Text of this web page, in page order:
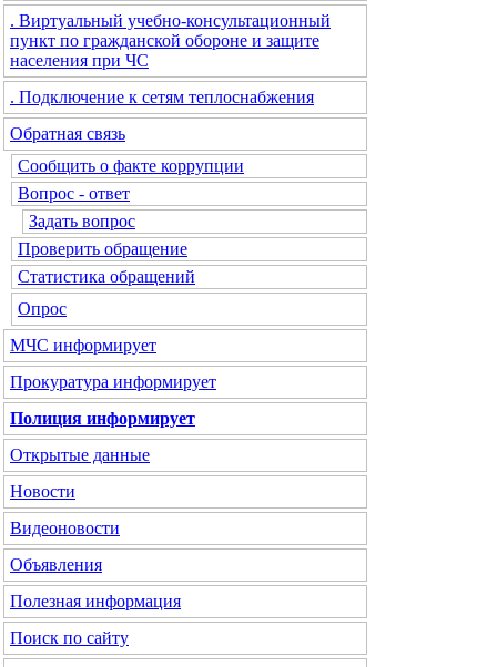
. Виртуальный учебно-консультационный
пункт по гражданской обороне и защите
населения при ЧС
. Подключение к сетям теплоснабжения
Обратная связь
Сообщить о факте коррупции
Вопрос - ответ
Задать вопрос
Проверить обращение
Статистика обращений
Опрос
МЧС информирует
Прокуратура информирует
Полиция информирует
Открытые данные
Новости
Видеоновости
Объявления
Полезная информация
Поиск по сайту